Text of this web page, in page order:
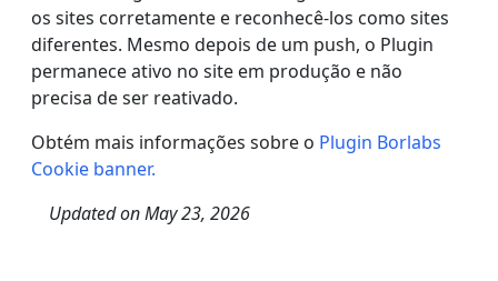
os sites corretamente e reconhecê-los como sites
diferentes. Mesmo depois de um push, o Plugin
permanece ativo no site em produção e não
precisa de ser reativado.
Obtém mais informações sobre o Plugin Borlabs
Cookie banner.
Updated onMay 23, 2026